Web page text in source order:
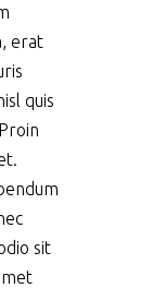
erat
quis
sit